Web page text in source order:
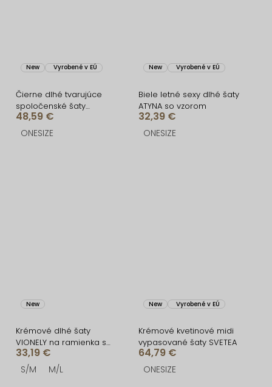
New Vyrobené v EÚ
Čierne dlhé tvarujúce
spoločenské šaty
BRANFLA s výstrihom
48,59 €
ONESIZE
New Vyrobené v EÚ
Biele letné sexy dlhé šaty
ATYNA so vzorom
32,39 €
ONESIZE
New
Krémové dlhé šaty
VIONELY na ramienka s
čiernymi bodkami
33,19 €
S/M M/L
New Vyrobené v EÚ
Krémové kvetinové midi
vypasované šaty SVETEA
64,79 €
ONESIZE